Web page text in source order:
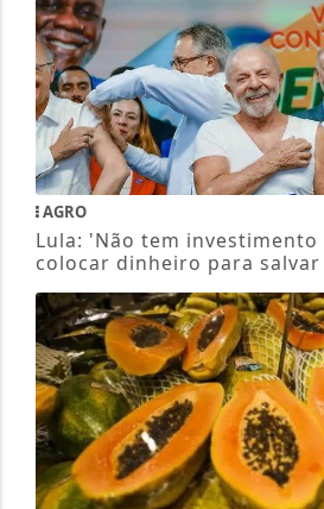
AGRO
Lula: 'Não tem
colocar dinheiro para salvar